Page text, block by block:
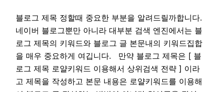
블로그 제목 정할때 중요한 부분을 알려드릴까합니다.
네이버 블로그뿐만 아니라 대부분 검색 엔진에서는 블
로그 제목의 키워드와 블로그 글 본문내의 키워드집합
을 매우 중요하게 여깁니다. 만약 블로그 제목은 [ 블
로그 제목 로얄키워드 이용해서 상위검색 전략 ] 이라
고 제목을 작성하고 본문 내용은 로얄키워드를 이용해